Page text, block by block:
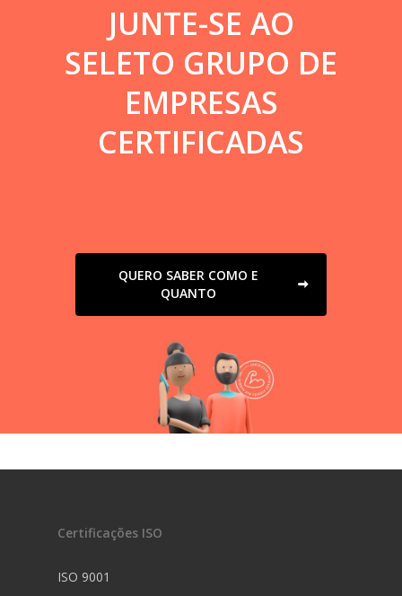
JUNTE-SE AO
SELETO GRUPO DE
EMPRESAS
CERTIFICADAS
QUERO SABER COMO E
QUANTO
Certificações ISO
ISO 9001